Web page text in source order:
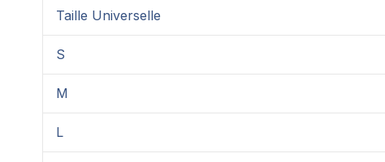
Taille Universelle
S
M
L